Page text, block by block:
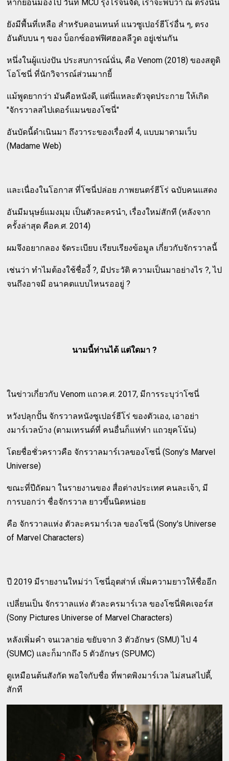
หากย้อนมองไป วันที่ MCU รุ่งโรจน์จัด, เราจะพบว่า ณ ตรงนั้น
ยังมีพื้นที่เหลือ สำหรับคอนเทนท์ แนวซูเปอร์ฮีโร่อื่น ๆ, ตรง
อันดับบน ๆ ของ บ็อกซ์ออฟฟิศฮอลลีวูด อยู่เช่นกัน
หนึ่งในผู้แบ่งปัน ประสบการณ์นั่น, คือ Venom (2018) ของสตูดิ
โอโซนี่ ที่นักวิจารณ์ส่วนมากยี้
แม้พูดยากว่า มันคือหนังดี, แต่นี่แหละตัวจุดประกาย ให้เกิด
"จักรวาลสไปเดอร์แมนของโซนี่"
อันบัดนี้ดำเนินมา ถึงวาระของเรื่องที่ 4, แบบมาดามเว็บ
(Madame Web)
และเนื่องในโอกาส ที่โซนี่ปล่อย ภาพยนตร์ฮีโร่ ฉบับคนแสดง
อันมีมนุษย์แมงมุม เป็นตัวละครนำ, เรื่องใหม่สักที (หลังจาก
ครั้งล่าสุด คือค.ศ. 2014)
ผมจึงอยากลอง จัดระเบียบ เรียบเรียงข้อมูล เกี่ยวกับจักรวาลนี้
เช่นว่า ทำไมต้องใช้ชื่องี้ ?, มีประวัติ ความเป็นมาอย่างไร ?, ไป
จนถึงอาจมี อนาคตแบบไหนรออยู่ ?
นามนี้ท่านได้ แต่ใดมา ?
ในข่าวเกี่ยวกับ Venom แถวค.ศ. 2017, มีการระบุว่าโซนี่
หวังปลุกปั้น จักรวาลหนังซูเปอร์ฮีโร่ ของตัวเอง, เอาอย่า
งมาร์เวลบ้าง (ตามเทรนด์ที่ คนอื่นก็แห่ทำ แถวยุคโน้น)
โดยชื่อชั่วคราวคือ จักรวาลมาร์เวลของโซนี่ (Sony's Marvel
Universe)
ขณะที่ปีถัดมา ในรายงานของ สื่อต่างประเทศ คนละเจ้า, มี
การบอกว่า ชื่อจักรวาล ยาวขึ้นนิดหน่อย
คือ จักรวาลแห่ง ตัวละครมาร์เวล ของโซนี่ (Sony's Universe
of Marvel Characters)
ปี 2019 มีรายงานใหม่ว่า โซนี่อุตส่าห์ เพิ่มความยาวให้ชื่ออีก
เปลี่ยนเป็น จักรวาลแห่ง ตัวละครมาร์เวล ของโซนี่พิคเจอร์ส
(Sony Pictures Universe of Marvel Characters)
หลังเพิ่มคำ จนเวลาย่อ ขยับจาก 3 ตัวอักษร (SMU) ไป 4
(SUMC) และก็มากถึง 5 ตัวอักษร (SPUMC)
ดูเหมือนต้นสังกัด พอใจกับชื่อ ที่พาดพิงมาร์เวล ไม่สนสไปดี้,
สักที